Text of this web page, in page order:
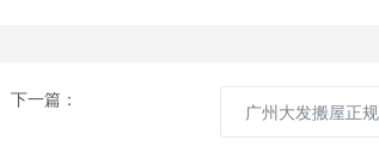
下一篇：
广州大发搬屋正